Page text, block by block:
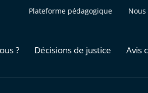
Plateforme pédagogique
? Décisions de justice Avis